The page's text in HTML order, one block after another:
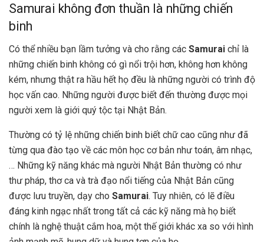
Samurai không đơn thuần là những chiến
binh
Có thể nhiều bạn lầm tưởng và cho rằng các Samurai chỉ là
những chiến binh không có gì nổi trội hơn, không hơn không
kém, nhưng thật ra hầu hết họ đều là những người có trình độ
học vấn cao. Những người được biết đến thường được mọi
người xem là giới quý tộc tại Nhật Bản.
Thường có tỷ lệ những chiến binh biết chữ cao cũng như đã
từng qua đào tạo về các môn học cơ bản như toán, âm nhạc,
… Những kỹ năng khác mà người Nhật Bản thường có như
thư pháp, thơ ca và trà đạo nổi tiếng của Nhật Bản cũng
được lưu truyền, dạy cho Samurai. Tuy nhiên, có lẽ điều
đáng kinh ngạc nhất trong tất cả các kỹ năng mà họ biết
chính là nghệ thuật cắm hoa, một thế giới khác xa so với hình